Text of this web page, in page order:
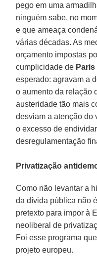
pego em uma
ninguém sabe, no
e que ameaça
várias décadas. As
orçamento impostas
cumplicidade de Paris
esperado: agravam a
o aumento da relação
austeridade tão mais
desviam a atenção do
o excesso de
desregulamentação
Privatização
Como não levantar a
da dívida pública não
pretexto para impor à
neoliberal de
Foi esse programa
projeto europeu.